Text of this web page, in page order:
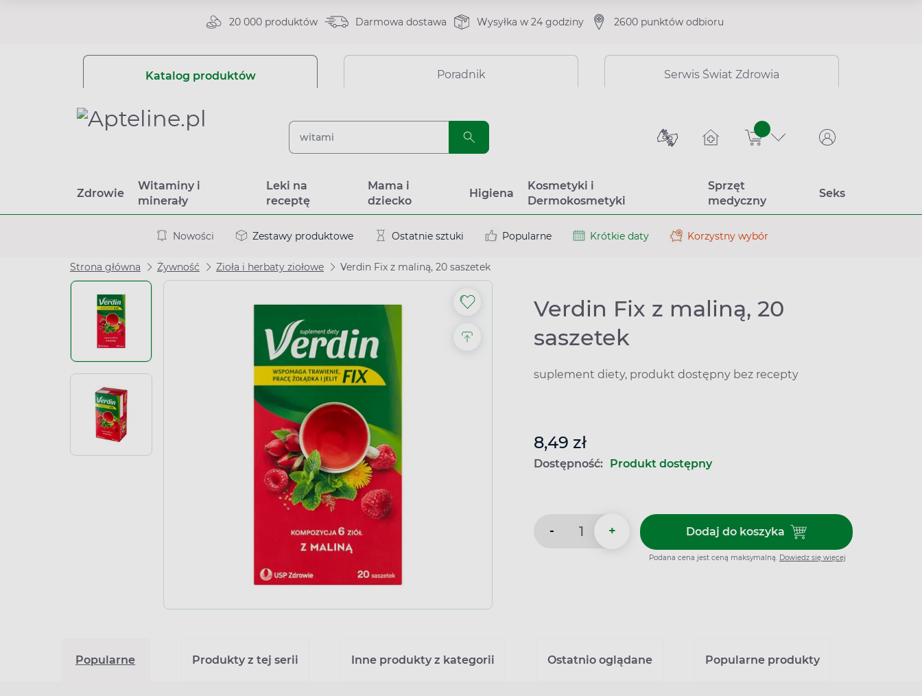
20 000 produktów Darmowa dostawa Wysyłka w 24 godziny 2600 punktów odbioru
Katalog produktów Poradnik Serwis Świat Zdrowia
sztuk
Zdrowie
Witaminy i
minerały
Leki na
receptę
Mama i
dziecko
Higiena
Kosmetyki i
Dermokosmetyki
Sprzęt
medyczny
Seks
Nowości Zestawy produktowe Ostatnie sztuki Popularne Krótkie daty Korzystny wybór
Strona główna Żywność Zioła i herbaty ziołowe Verdin Fix z maliną, 20 saszetek
Verdin Fix z maliną, 20
saszetek
suplement diety, produkt dostępny bez recepty
8,49 zł
Dostępność: Produkt dostępny
- + Dodaj do koszykaDodaj do koszyka Verdin Fix z
Podana cena jest ceną maksymalną. Dowiedz się więcej
Popularne Produkty z tej serii Inne produkty z kategorii Ostatnio oglądane Popularne produkty